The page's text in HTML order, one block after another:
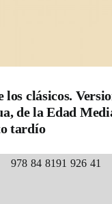
los clásicos.
de la Edad
tardío